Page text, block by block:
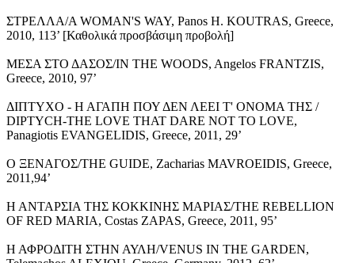
ΣΤΡΕΛΛΑ/A WOMAN'S WAY, Panos H. KOUTRAS, Greece,
2010, 113’ [Καθολικά προσβάσιμη προβολή]
ΜΕΣΑ ΣΤΟ ΔΑΣΟΣ/IN THE WOODS, Angelos FRANTZIS,
Greece, 2010, 97’
ΔΙΠΤΥΧΟ - Η ΑΓΑΠΗ ΠΟΥ ΔΕΝ ΛΕΕΙ Τ' ΟΝΟΜΑ ΤΗΣ /
DIPTYCH-THE LOVE THAT DARE NOT TO LOVE,
Panagiotis EVANGELIDIS, Greece, 2011, 29’
Ο ΞΕΝΑΓΟΣ/THE GUIDE, Zacharias MAVROEIDIS, Greece,
2011,94’
Η ΑΝΤΑΡΣΙΑ ΤΗΣ ΚΟΚΚΙΝΗΣ ΜΑΡΙΑΣ/THE REBELLION
OF RED MARIA, Costas ZAPAS, Greece, 2011, 95’
Η ΑΦΡΟΔΙΤΗ ΣΤΗΝ ΑΥΛΗ/VENUS IN THE GARDEN,